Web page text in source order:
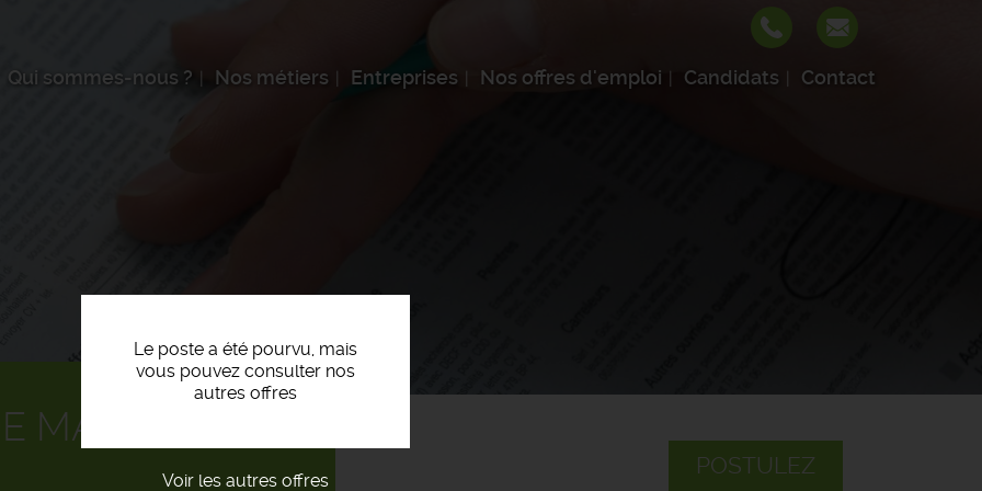
Qui sommes-nous ? Nos métiers Entreprises Nos offres d'emploi Candidats Contact
Le poste a été pourvu, mais
vous pouvez consulter nos
autres offres
Voir les autres offres
POSTULEZ
MAGASIN F/H